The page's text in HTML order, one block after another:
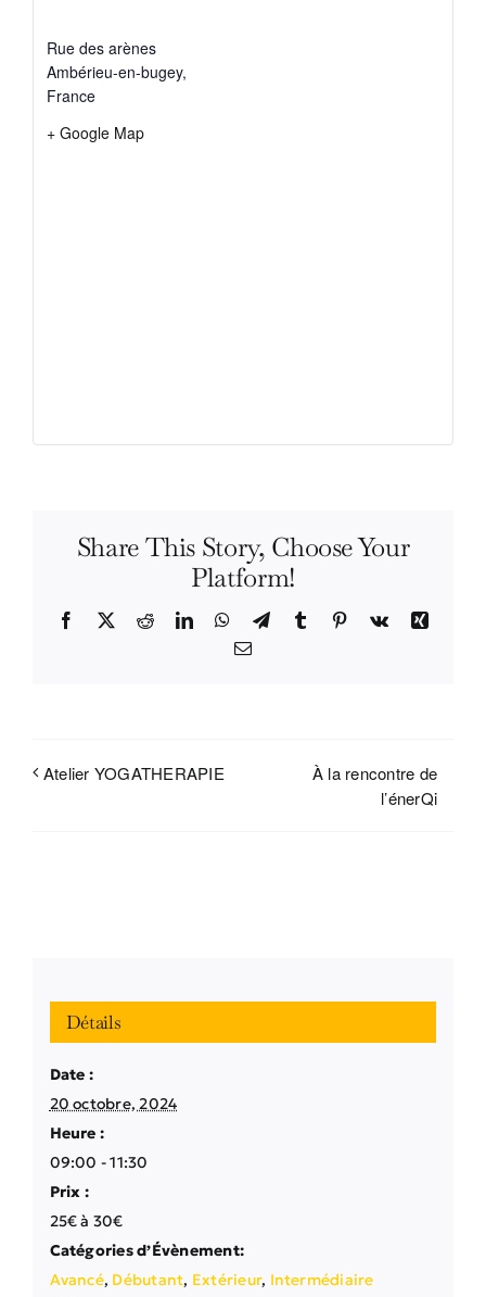
Rue des arènes
Ambérieu-en-bugey,
France
+ Google Map
Share This Story, Choose Your
Platform!
Facebook
X RedditLinkedInWhatsApp
TelegramTumblr Pinterest
Vk
Xing
Email
Atelier YOGATHERAPIE
À la rencontre de
l’énerQi
Détails
Date :
20 octobre, 2024
Heure :
09:00 - 11:30
Prix :
25€ à 30€
Catégories d’Évènement:
Avancé, Débutant, Extérieur, Intermédiaire